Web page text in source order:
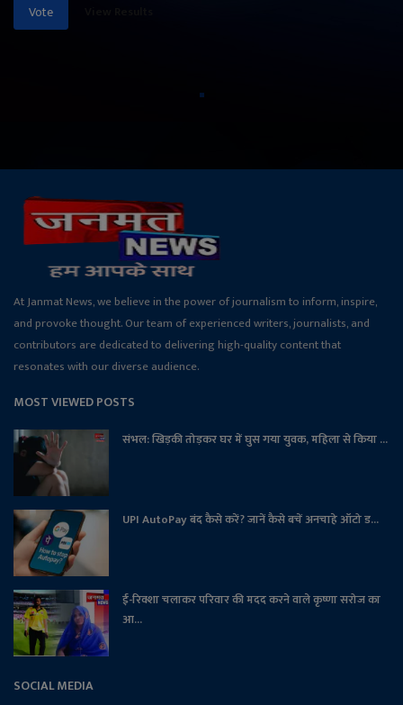
Vote
At Janmat News, we believe in the power of journalism to inform, inspire,
and provoke thought. Our team of experienced writers, journalists, and
contributors are dedicated to delivering high-quality content that
resonates with our diverse audience.
MOST VIEWED POSTS
संभल: खिड़की तोड़कर घर में घुस गया युवक, महिला से किया ...
UPI AutoPay बंद कैसे करें? जानें कैसे बचें अनचाहे ऑटो ड...
ई-रिक्शा चलाकर परिवार की मदद करने वाले कृष्णा सरोज का
आ...
SOCIAL MEDIA